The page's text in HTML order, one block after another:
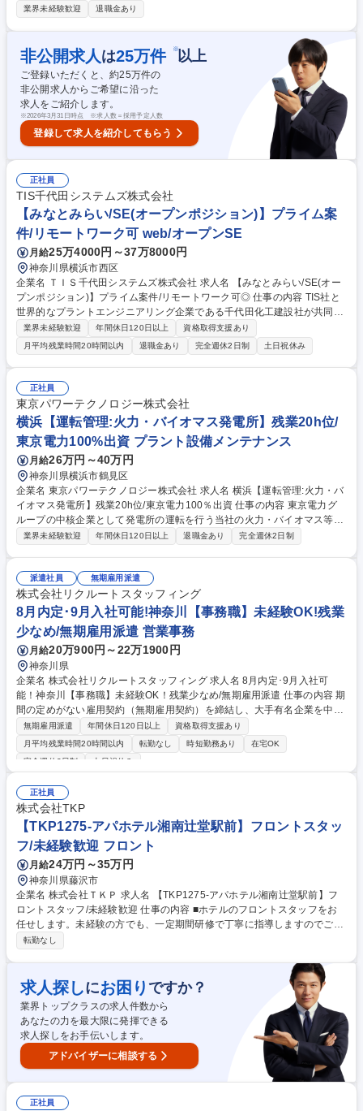
ます。工場スマート化や基幹システムの導入・リプレースなど、多岐にわ
定義・導入・開発・運用保守■スマートファクトリーや店舗DX化に向けた
システム開発・推進■調達～製造～出荷までの各種基幹システムの構築・
導入・リプレース推進■各種システムの業務支援（運用状況のモニタリン
グ・改善提案等）■ユーザーとベンダーの橋渡し※開発業務においては、
実装は外部ベンダーが行うため、主に要件定義・仕様設計・進捗管理・品
質確認などの上流工程を担います。 募集職種 横浜【社内SE（物流・製
造・販売・事務系等の基幹システム）】店舗DX推進
業界未経験歓迎 退職金あり
非公開求人 は25万件 ※以上
ご登録いただくと、約25万件の
非公開求人からご希望に沿った
求人をご紹介します。
※2026年3月31日時点 ※求人数＝採用予定人数
登録して求人を紹介してもらう
正社員
TIS千代田システムズ株式会社
【みなとみらい/SE(オープンポジション)】プライム案
件/リモートワーク可 web/オープンSE
月給25万4000円～37万8000円
神奈川県横浜市西区
企業名 ＴＩＳ千代田システムズ株式会社 求人名 【みなとみらい/SE(オー
プンポジション)】プライム案件/リモートワーク可◎ 仕事の内容 TIS社と
世界的なプラントエンジニアリング企業である千代田化工建設社が共同出
資し設立した当社のSEを募集。システム開発における企画・設計などの
上流工程から運用までに至る業務全般をお任せします。 【当社の魅力】ニ
ッチな業界でオンリーワンを目指し、2020年の設立以来3年連続で増収増
益。「人々の笑顔を増やす社会の実現」を基本方針に掲げ、「社員の幸
せ」を大切にしております。そのため、働く環境を整備しており、ワーク
ライフバランスを重視。2023年5月にはみなとみらいの新オフィスに移
転。社員の成長やキャリア形成にも力を入れており、研修制度には積極的
に予算と時間を用意しています。(※詳細は備考欄に記載) 募集職種 【みな
とみらい/SE(オープンポジション)】プライム案件/リモートワーク可◎
業界未経験歓迎 年間休日120日以上
資格取得支援あり
月平均残業時間20時間以内
退職金あり 完全週休2日制 土日祝休み
正社員
東京パワーテクノロジー株式会社
横浜【運転管理:火力・バイオマス発電所】残業20h位/
東京電力100%出資 プラント設備メンテナンス
月給26万円～40万円
神奈川県横浜市鶴見区
企業名 東京パワーテクノロジー株式会社 求人名 横浜【運転管理:火力・バ
イオマス発電所】残業20h位/東京電力100％出資 仕事の内容 東京電力グ
ループの中核企業として発電所の運転を行う当社の火力・バイオマス等の
発電設備の運転管理：水処理業務を担当。安定した電力を供給する火力発
2割ほど減らし、来期はさらに2割の低減を目指しています。有休も取得し
やすく、産休・育休を経た社員もほとんどが復帰しています。長期的にス
キルを磨きながら活躍したい方にはマッチした環境です。 募集職種 横浜
【運転管理:火力・バイオマス発電所】残業20h位/東京電力100％出資
業界未経験歓迎 年間休日120日以上 退職金あり 完全週休2日制
派遣社員 無期雇用派遣
株式会社リクルートスタッフィング
8月内定･9月入社可能!神奈川【事務職】未経験OK!残業
少なめ/無期雇用派遣 営業事務
月給20万900円～22万1900円
神奈川県
企業名 株式会社リクルートスタッフィング 求人名 8月内定･9月入社可
能！神奈川【事務職】未経験OK！残業少なめ/無期雇用派遣 仕事の内容 期
間の定めがない雇用契約（無期雇用契約）を締結し、大手有名企業を中心
とした取引先で働く「事務職」です。コールセンター業務はございません
◎ 入社前にオンライン研修があるため未経験でもご安心ください！ 【魅
力】■就業先：総合商社や大手メーカー、金融機関など、大手有名企業が
入れてくださるため、安心して長期的に就業できる環境です。（実際に1
社での平均勤続年数は2年以上。直接雇用になる方も年々増えていま
す！） ■働きやすさ：残業は少なめ。帰りにお買い物をしたり、舞台を見
に行ったりなど、プライベートも充実させている方が多いです！ 募集職種
8月内定･9月入社可能！神奈川【事務職】未経験OK！残業少なめ/無期雇
無期雇用派遣 年間休日120日以上
資格取得支援あり
月平均残業時間20時間以内
転勤なし 時短勤務あり
在宅OK
完全週休2日制
土日祝休み
正社員
株式会社TKP
【TKP1275-アパホテル湘南辻堂駅前】フロントスタッ
フ/未経験歓迎 フロント
月給24万円～35万円
神奈川県藤沢市
企業名 株式会社ＴＫＰ 求人名 【TKP1275-アパホテル湘南辻堂駅前】フ
ロントスタッフ/未経験歓迎 仕事の内容 ■ホテルのフロントスタッフをお
任せします。未経験の方でも、一定期間研修で丁寧に指導しますのでご安
心ください。配属後は、メンターを配置しOJTで業務習得をしていただけ
イトなどからの問い合わせや予約対応 ・客室の安全点検 ・宿泊者・来館
者のお客様対応 ・周辺の観光案内 ※その他付随する業務 募集職種 【TKP
1275-アパホテル湘南辻堂駅前】フロントスタッフ/未経験歓迎
転勤なし
求人探しにお困り ですか？
業界トップクラスの求人件数から
あなたの力を最大限に発揮できる
求人探しをお手伝いします。
アドバイザーに相談する
正社員